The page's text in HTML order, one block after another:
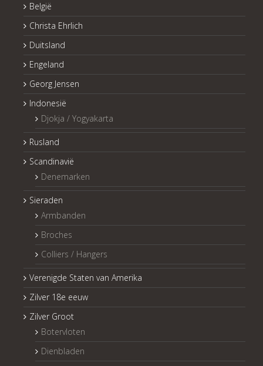
België
Christa Ehrlich
Duitsland
Engeland
Georg Jensen
Indonesië
Djokja / Yogyakarta
Rusland
Scandinavië
Denemarken
Sieraden
Armbanden
Broches
Colliers / Hangers
Verenigde Staten van Amerika
Zilver 18e eeuw
Zilver Groot
Botervloten
Dienbladen